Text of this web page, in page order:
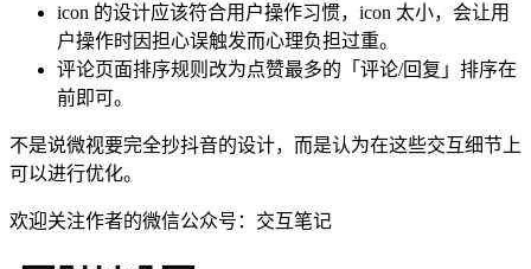
icon 的设计应该符合用户操作习惯，icon 太小，会让用
户操作时因担心误触发而心理负担过重。
评论页面排序规则改为点赞最多的「评论/回复」排序在
前即可。
不是说微视要完全抄抖音的设计，而是认为在这些交互细节上
可以进行优化。
欢迎关注作者的微信公众号：交互笔记